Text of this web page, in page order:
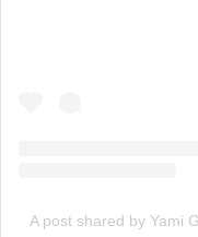
A post shared by Yami